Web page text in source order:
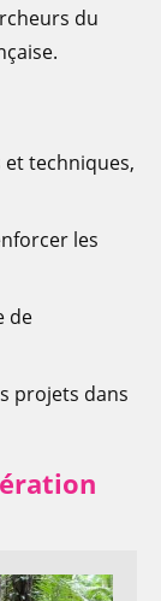
du
et techniques,
les
de
projets dans